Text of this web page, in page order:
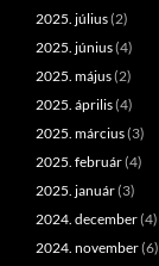
2025. július(2)
2025. június(4)
2025. május(2)
2025. április(4)
2025. március(3)
2025. február(4)
2025. január(3)
2024. december(4)
2024. november(6)